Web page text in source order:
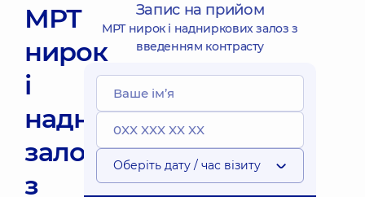
МРТ
нирок
і
надниркових
залоз
з
Запис на прийом
МРТ нирок і надниркових залоз з
введенням контрасту
Оберіть дату / час візиту